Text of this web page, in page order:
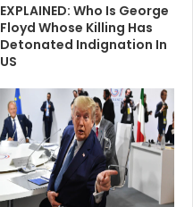
EXPLAINED: Who Is George
Floyd Whose Killing Has
Detonated Indignation In
US